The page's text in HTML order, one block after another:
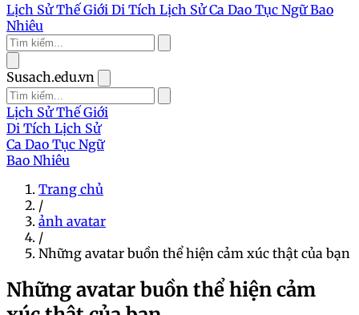
Lịch Sử Thế Giới Di Tích Lịch SửCa Dao Tục NgữBao
Nhiêu
Susach.edu.vn
Lịch Sử Thế Giới
Di Tích Lịch Sử
Ca Dao Tục Ngữ
Bao Nhiêu
Trang chủ
/
ảnh avatar
/
Những avatar buồn thể hiện cảm xúc thật của bạn
Những avatar buồn thể hiện cảm